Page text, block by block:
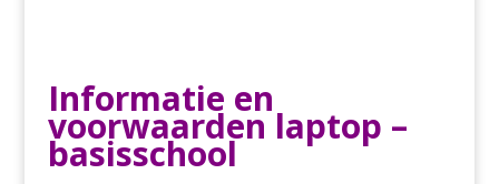
Informatie en
voorwaarden laptop –
basisschool